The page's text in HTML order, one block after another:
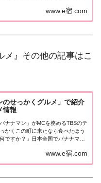
たお店はこちら！静岡県・下田
に来たなら食べたほうがいいグ...
www.e宿.com
メ』その他の記事はこ
のせっかくグルメ」で紹介
情報
ナナマン」がMCを務めるTBSのテ
かくこの町に来たなら食べたほう
ですか？」日本全国でバナナマン
www.e宿.com